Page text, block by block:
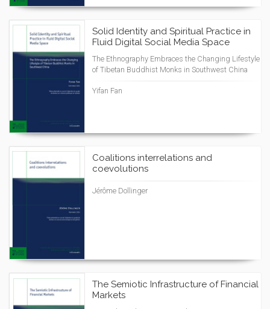
Solid Identity and Spiritual Practice in
Fluid Digital Social Media Space
The Ethnography Embraces the Changing Lifestyle
of Tibetan Buddhist Monks in Southwest China
Yifan Fan
Coalitions interrelations and
coevolutions
Jérôme Dollinger
The Semiotic Infrastructure of Financial
Markets